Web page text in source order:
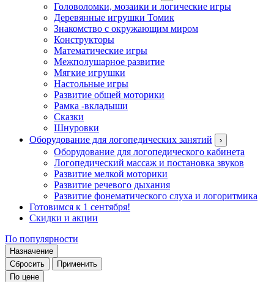
Головоломки, мозаики и логические игры
Деревянные игрушки Томик
Знакомство с окружающим миром
Конструкторы
Математические игры
Межполушарное развитие
Мягкие игрушки
Настольные игры
Развитие общей моторики
Рамка -вкладыши
Сказки
Шнуровки
Оборудование для логопедических занятий
›
Оборудование для логопедического кабинета
Логопедический массаж и постановка звуков
Развитие мелкой моторики
Развитие речевого дыхания
Развитие фонематического слуха и логоритмика
Готовимся к 1 сентября!
Скидки и акции
По популярности
Назначение
Сбросить
Применить
По цене